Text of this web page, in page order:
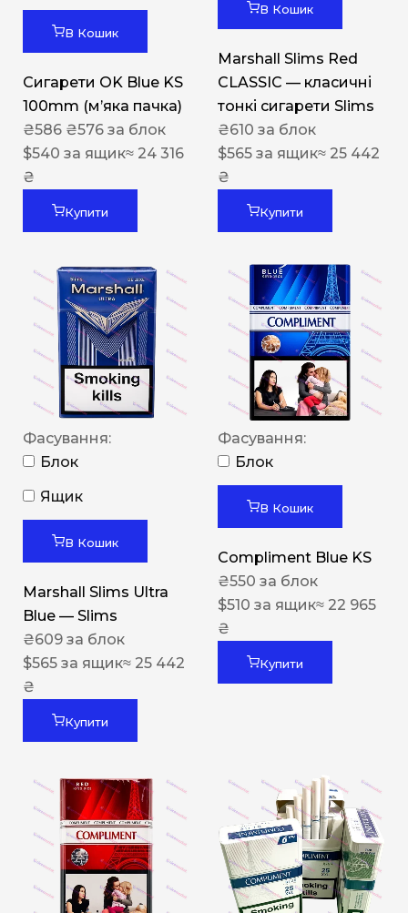
В Кошик
Сигарети OK Blue KS
100mm (м’яка пачка)
₴586 ₴576 за блок
$540 за ящик≈ 24 316
₴
Купити
В Кошик
Marshall Slims Red
CLASSIC — класичні
тонкі сигарети Slims
₴610 за блок
$565 за ящик≈ 25 442
₴
Купити
Фасування:
Блок
Ящик
В Кошик
Marshall Slims Ultra
Blue — Slims
₴609 за блок
$565 за ящик≈ 25 442
₴
Купити
Фасування:
Блок
В Кошик
Compliment Blue KS
₴550 за блок
$510 за ящик≈ 22 965
₴
Купити